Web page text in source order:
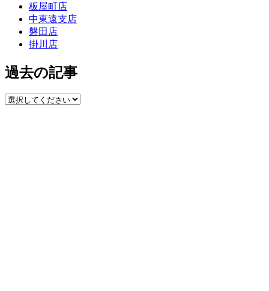
板屋町店
中東遠支店
磐田店
掛川店
過去の記事